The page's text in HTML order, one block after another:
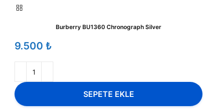
Burberry BU1360 Chronograph Silver
₺
SEPETE EKLE